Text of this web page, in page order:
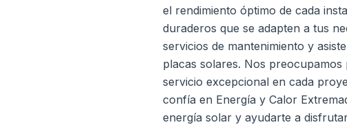
el rendimiento óptimo de cada
duraderos que se adapten a tus
servicios de mantenimiento y
placas solares. Nos
servicio excepcional en cada
confía en Energía y Calor
energía solar y ayudarte a